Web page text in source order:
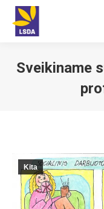
Sveikiname
Kita